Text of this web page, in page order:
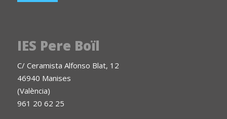
IES Pere Boïl
C/ Ceramista Alfonso Blat, 12
46940 Manises
(València)
961 20 62 25